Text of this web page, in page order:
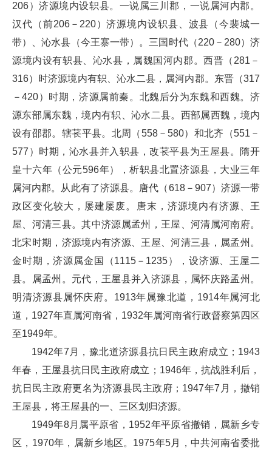
206）济源境内设轵县。一说属三川郡，一说属河内郡。
汉代（前206－220）济源境内设轵县、波县（今裴城一
带）、沁水县（今王寨一带）。三国时代（220－280）济
源境内设有轵县、沁水县，属魏国河内郡。西晋（281－
316）时济源境内有轵、沁水二县，属河内郡。东晋（317
－420）时期，济源属前秦。北魏后分为东魏和西魏。济
源东部属东魏，境内有轵、沁水二县。西部属西魏，境内
设有邵郡。辖苌平县。北周（558－580）和北齐（551－
577）时期，沁水县并入轵县，改苌平县为王屋县。隋开
皇十六年（公元596年），析轵县北置济源县，大业三年
属河内郡。从此有了济源县。唐代（618－907）济源一带
政区变化较大，屡建屡废。唐末，济源境内有济源、王
屋、河清三县。其中济源属孟州，王屋、河清属河南府。
北宋时期，济源境内有济源、王屋、河清三县，属孟州。
金时期，济源属金国（1115－1235），设济源、王屋二
县。属孟州。元代，王屋县并入济源县，属怀庆路孟州。
明清济源县属怀庆府。1913年属豫北道，1914年属河北
道，1927年直属河南省，1932年属河南省行政督察第四区
至1949年。
1942年7月，豫北道济源县抗日民主政府成立；1943
年春，王屋县抗日民主政府成立；1946年，抗战胜利后，
抗日民主政府更名为济源县民主政府；1947年7月，撤销
王屋县，将王屋县的一、三区划归济源。
1949年8月属平原省，1952年平原省撤销，属新乡专
区，1970年，属新乡地区。1975年5月，中共河南省委批